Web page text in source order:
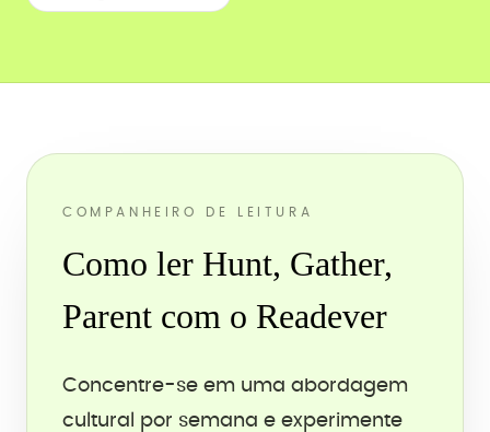
COMPANHEIRO DE LEITURA
Como ler Hunt, Gather,
Parent com o Readever
Concentre-se em uma abordagem
cultural por semana e experimente